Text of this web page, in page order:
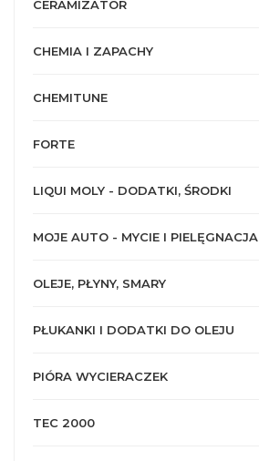
CERAMIZATOR
CHEMIA I ZAPACHY
CHEMITUNE
FORTE
LIQUI MOLY - DODATKI, ŚRODKI
MOJE AUTO - MYCIE I PIELĘGNACJA
OLEJE, PŁYNY, SMARY
PŁUKANKI I DODATKI DO OLEJU
PIÓRA WYCIERACZEK
TEC 2000